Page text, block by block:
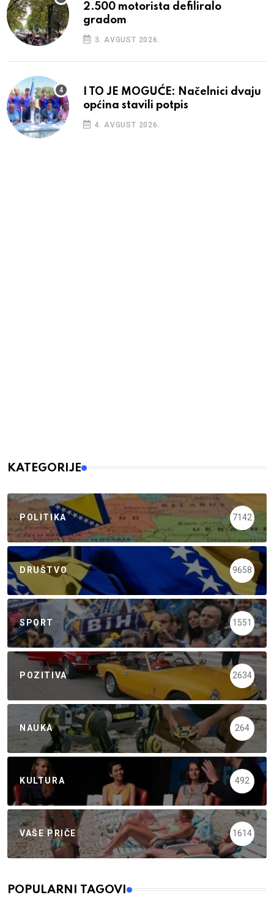
2.500 motorista defiliralo
gradom
3. AVGUST 2026.
I TO JE MOGUĆE: Načelnici dvaju
općina stavili potpis
4. AVGUST 2026.
KATEGORIJE
POLITIKA 7142
DRUŠTVO 9658
SPORT 1551
POZITIVA 2634
NAUKA 264
KULTURA 492
VAŠE PRIČE 1614
POPULARNI TAGOVI